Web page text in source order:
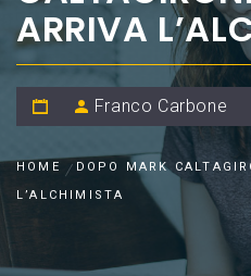
ARRIVA
Franco Carbone
HOME
DOPO MARK
L’ALCHIMISTA